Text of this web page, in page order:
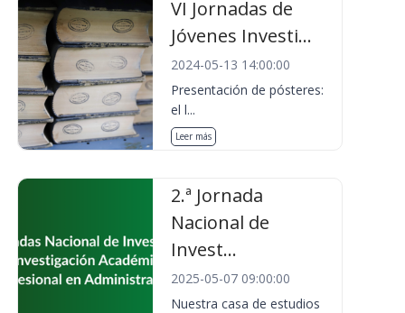
VI Jornadas de
Jóvenes Investi...
2024-05-13 14:00:00
Presentación de pósteres:
el l...
Leer más
2.ª Jornada
Nacional de
Invest...
2025-05-07 09:00:00
Nuestra casa de estudios